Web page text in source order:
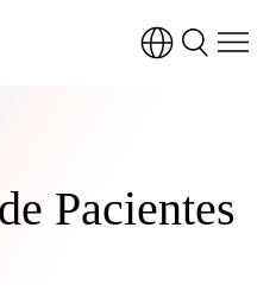
Pacientes